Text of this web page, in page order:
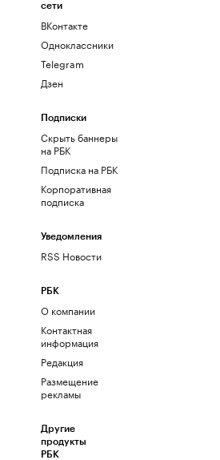
сети
ВКонтакте
Одноклассники
Telegram
Дзен
Подписки
Скрыть баннеры
на РБК
Подписка на РБК
Корпоративная
подписка
Уведомления
RSS Новости
РБК
О компании
Контактная
информация
Редакция
Размещение
рекламы
Другие
продукты
РБК